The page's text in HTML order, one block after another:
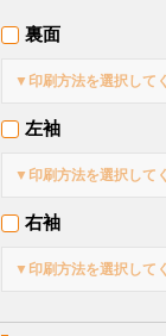
裏面
▼印刷方法を選択して
左袖
▼印刷方法を選択して
右袖
▼印刷方法を選択して